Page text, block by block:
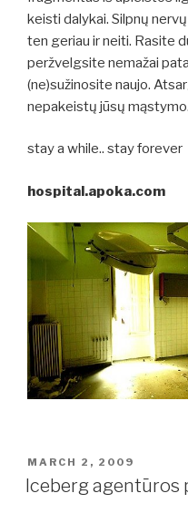
keisti dalykai. Silpnų
ten geriau ir neiti. Rasite
peržvelgsite nemažai
(ne)sužinosite naujo.
nepakeistų jūsų mąstymo.
stay a while.. stay forever
hospital.apoka.com
POSTED
ON
MARCH 2, 2009
Iceberg agentūros